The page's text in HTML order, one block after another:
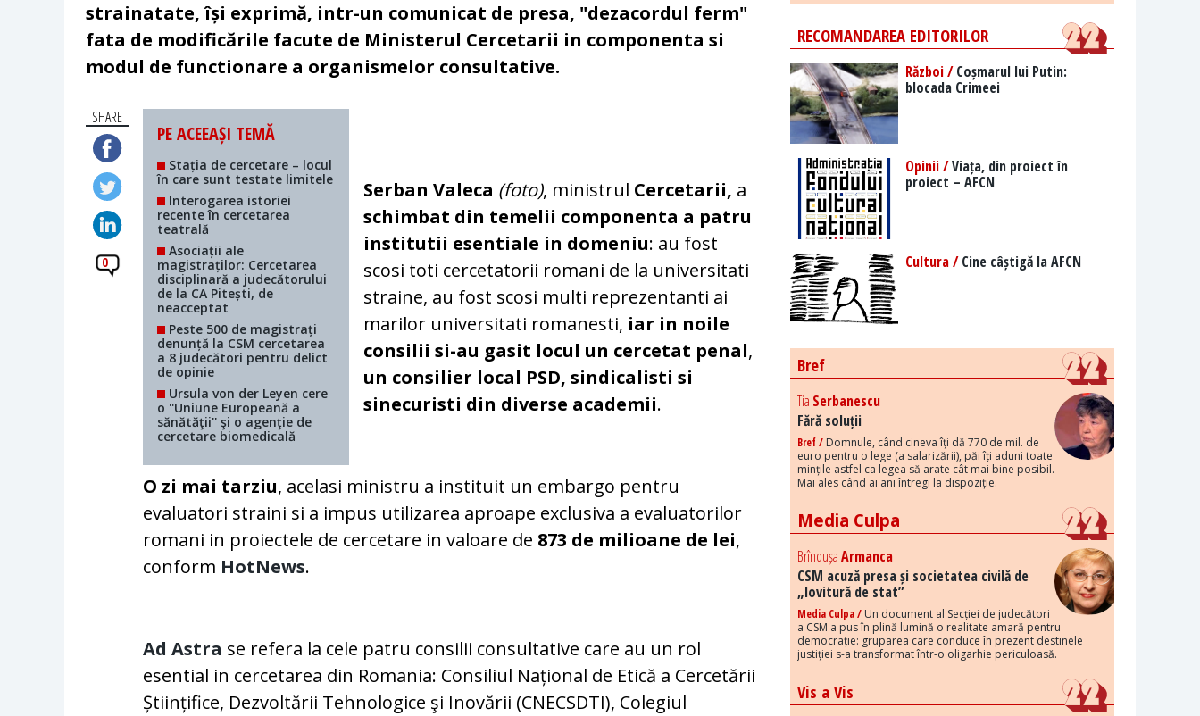
strainatate, își exprimă, intr-un comunicat de presa, "dezacordul ferm"
fata de modificările facute de Ministerul Cercetarii in componenta si
modul de functionare a organismelor consultative.
SHARE
0
PE ACEEAȘI TEMĂ
Stația de cercetare – locul
în care sunt testate limitele
Interogarea istoriei
recente în cercetarea
teatrală
Asociații ale
magistraților: Cercetarea
disciplinară a judecătorului
de la CA Pitești, de
neacceptat
Peste 500 de magistrați
denunță la CSM cercetarea
a 8 judecători pentru delict
de opinie
Ursula von der Leyen cere
o ''Uniune Europeană a
sănătăţii'' şi o agenţie de
cercetare biomedicală
Serban Valeca (foto), ministrul Cercetarii, a
schimbat din temelii componenta a patru
institutii esentiale in domeniu: au fost
scosi toti cercetatorii romani de la universitati
straine, au fost scosi multi reprezentanti ai
marilor universitati romanesti, iar in noile
consilii si-au gasit locul un cercetat penal,
un consilier local PSD, sindicalisti si
sinecuristi din diverse academii.
O zi mai tarziu, acelasi ministru a instituit un embargo pentru
evaluatori straini si a impus utilizarea aproape exclusiva a evaluatorilor
romani in proiectele de cercetare in valoare de 873 de milioane de lei,
conform HotNews.
Ad Astra se refera la cele patru consilii consultative care au un rol
esential in cercetarea din Romania: Consiliul Național de Etică a Cercetării
Științifice, Dezvoltării Tehnologice şi Inovării (CNECSDTI), Colegiul
RECOMANDAREA EDITORILOR
Război /Coșmarul lui Putin:
blocada Crimeei
Opinii /Viața, din proiect în
proiect – AFCN
Cultura /Cine câștigă la AFCN
Bref
Tia Serbanescu
Fără soluții
Bref / Domnule, când cineva îți dă 770 de mil. de
euro pentru o lege (a salarizării), păi îți aduni toate
mințile astfel ca legea să arate cât mai bine posibil.
Mai ales când ai ani întregi la dispoziție.
Media Culpa
BrîndușaArmanca
CSM acuză presa și societatea civilă de
„lovitură de stat”
Media Culpa / Un document al Secției de judecători
a CSM a pus în plină lumină o realitate amară pentru
democrație: gruparea care conduce în prezent destinele
justiției s-a transformat într-o oligarhie periculoasă.
Vis a Vis